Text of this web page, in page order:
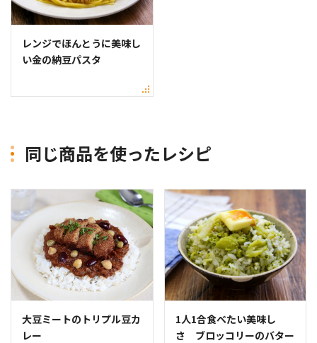
レンジでほんとうに美味し
い金の納豆パスタ
同じ商品を使ったレシピ
大豆ミートのトリプル豆カ
レー
1人1合食べたい美味し
さ ブロッコリーのバター